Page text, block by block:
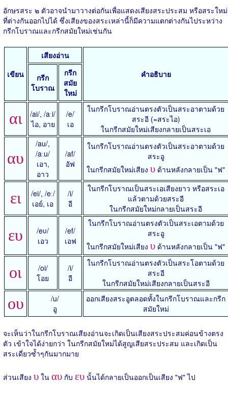
อักษรสระ ๒ ตัวอาจนำมาวางต่อกันเพื่อแสดงเสียงสระประสม หรือสระใหม่
ที่ต่างกันออกไปได้ ซึ่งเสียงของสระเหล่านี้ก็มีความแตกต่างกันไประหว่าง
กรีกโบราณและกรีกสมัยใหม่เช่นกัน
เขียน
เสียงอ่าน
คำอธิบาย
กรีก
โบราณ
กรีก
สมัย
ใหม่
αι
/ai/, /aːi/
ไอ, อาย
/e/
เอ
ในกรีกโบราณอ่านตรงตัวเป็นสระอาตามด้วย
สระอี (=สระไอ)
ในกรีกสมัยใหม่เสียงกลายเป็นสระเอ
αυ
/au/,
/aːu/
เอา,
อาว
/af/
อัฟ
ในกรีกโบราณอ่านตรงตัวเป็นสระอาตามด้วย
สระอู
ในกรีกสมัยใหม่เสียง υ ด้านหลังกลายเป็น "ฟ"
ει
/ei/, /eː/
เอย์, เอ
/i/
อี
ในกรีกโบราณเป็นสระเอเสียงยาว หรือสระเอ
แล้วตามด้วยสระอี
ในกรีกสมัยใหม่กลายเป็นสระอี
ευ
/eυ/
เอว
/ef/
เอฟ
ในกรีกโบราณอ่านตรงตัวเป็นสระเอตามด้วย
สระอู
ในกรีกสมัยใหม่เสียง υ ด้านหลังกลายเป็น "ฟ"
οι
/oi/
โอย
/i/
อี
ในกรีกโบราณอ่านตรงตัวเป็นสระโอตามด้วย
สระอี
ในกรีกสมัยใหม่เสียงกลายเป็นสระอี
ου
/u/
อู
ออกเสียงสระอูตลอดทั้งในกรีกโบราณและกรีก
สมัยใหม่
จะเห็นว่าในกรีกโบราณเสียงอ่านจะเกิดเป็นเสียงสระประสมค่อนข้างตรง
ตัว เข้าใจได้ง่ายกว่า ในกรีกสมัยใหม่ได้สูญเสียสระประสม และเกิดเป็น
สระเดี่ยวซ้ำๆกันมากมาย
ส่วนเสียง υ ใน αυ กับ ευ นั้นได้กลายเป็นออกเป็นเสียง "ฟ" ไป